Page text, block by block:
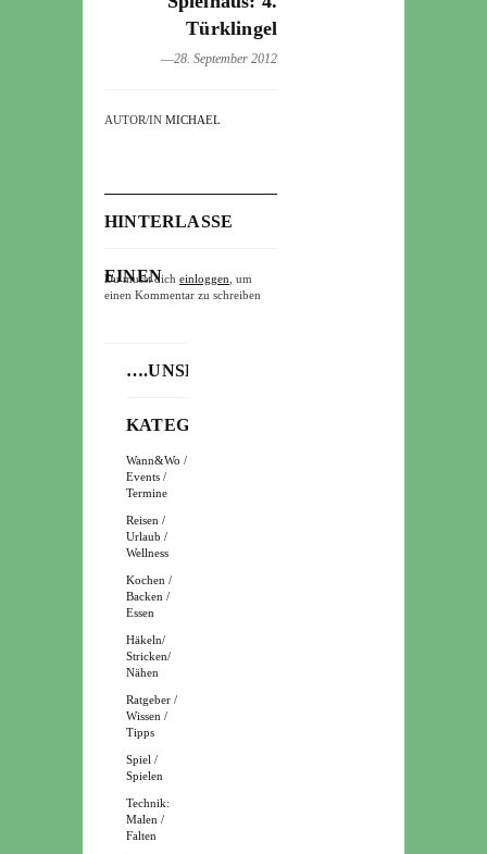
Türklingel
―28. September 2012
AUTOR/IN MICHAEL
HINTERLASSE
EINEN
Du musst dich einloggen , um
einen Kommentar zu schreiben
….UNSERE
KATEGORIEN
Wann&Wo /
Events /
Termine
Reisen /
Urlaub /
Wellness
Kochen /
Backen /
Essen
Häkeln/
Stricken/
Nähen
Ratgeber /
Wissen /
Tipps
Spiel /
Spielen
Technik:
Malen /
Falten